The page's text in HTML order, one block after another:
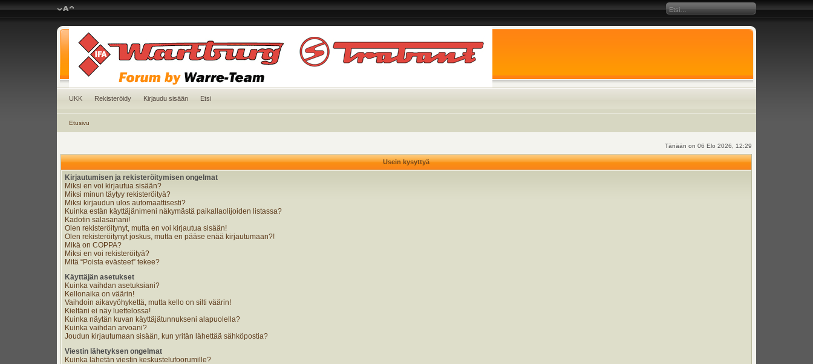
UKK Rekisteröidy Kirjaudu sisään Etsi
Etusivu
Tänään on 06 Elo 2026, 12:29
Usein kysyttyä
Kirjautumisen ja rekisteröitymisen ongelmat
Miksi en voi kirjautua sisään?
Miksi minun täytyy rekisteröityä?
Miksi kirjaudun ulos automaattisesti?
Kuinka estän käyttäjänimeni näkymästä paikallaolijoiden listassa?
Kadotin salasanani!
Olen rekisteröitynyt, mutta en voi kirjautua sisään!
Olen rekisteröitynyt joskus, mutta en pääse enää kirjautumaan?!
Mikä on COPPA?
Miksi en voi rekisteröityä?
Mitä “Poista evästeet” tekee?
Käyttäjän asetukset
Kuinka vaihdan asetuksiani?
Kellonaika on väärin!
Vaihdoin aikavyöhykettä, mutta kello on silti väärin!
Kieltäni ei näy luettelossa!
Kuinka näytän kuvan käyttäjätunnukseni alapuolella?
Kuinka vaihdan arvoani?
Joudun kirjautumaan sisään, kun yritän lähettää sähköpostia?
Viestin lähetyksen ongelmat
Kuinka lähetän viestin keskustelufoorumille?